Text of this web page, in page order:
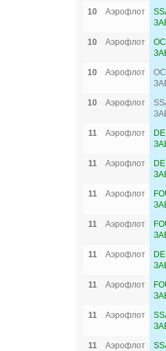
10
Аэрофлот
10
Аэрофлот
10
Аэрофлот
10
Аэрофлот
11
Аэрофлот
11
Аэрофлот
11
Аэрофлот
11
Аэрофлот
11
Аэрофлот
11
Аэрофлот
11
Аэрофлот
11
Аэрофлот